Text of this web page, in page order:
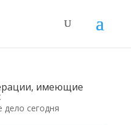
имеющие
дело сегодня